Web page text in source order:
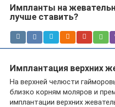
Импланты на
лучше ставить?
Имплантация верхних
На верхней челюсти
близко корням моляров и
имплантации верхних